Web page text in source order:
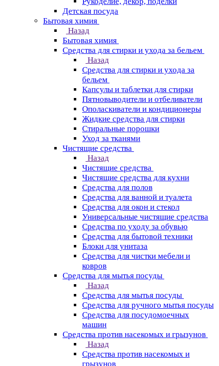
Детская посуда
Бытовая химия
Назад
Бытовая химия
Средства для стирки и ухода за бельем
Назад
Средства для стирки и ухода за
бельем
Капсулы и таблетки для стирки
Пятновыводители и отбеливатели
Ополаскиватели и кондиционеры
Жидкие средства для стирки
Стиральные порошки
Уход за тканями
Чистящие средства
Назад
Чистящие средства
Чистящие средства для кухни
Средства для полов
Средства для ванной и туалета
Средства для окон и стекол
Универсальные чистящие средства
Средства по уходу за обувью
Средства для бытовой техники
Блоки для унитаза
Средства для чистки мебели и
ковров
Средства для мытья посуды
Назад
Средства для мытья посуды
Средства для ручного мытья посуды
Средства для посудомоечных
машин
Средства против насекомых и грызунов
Назад
Средства против насекомых и
грызунов